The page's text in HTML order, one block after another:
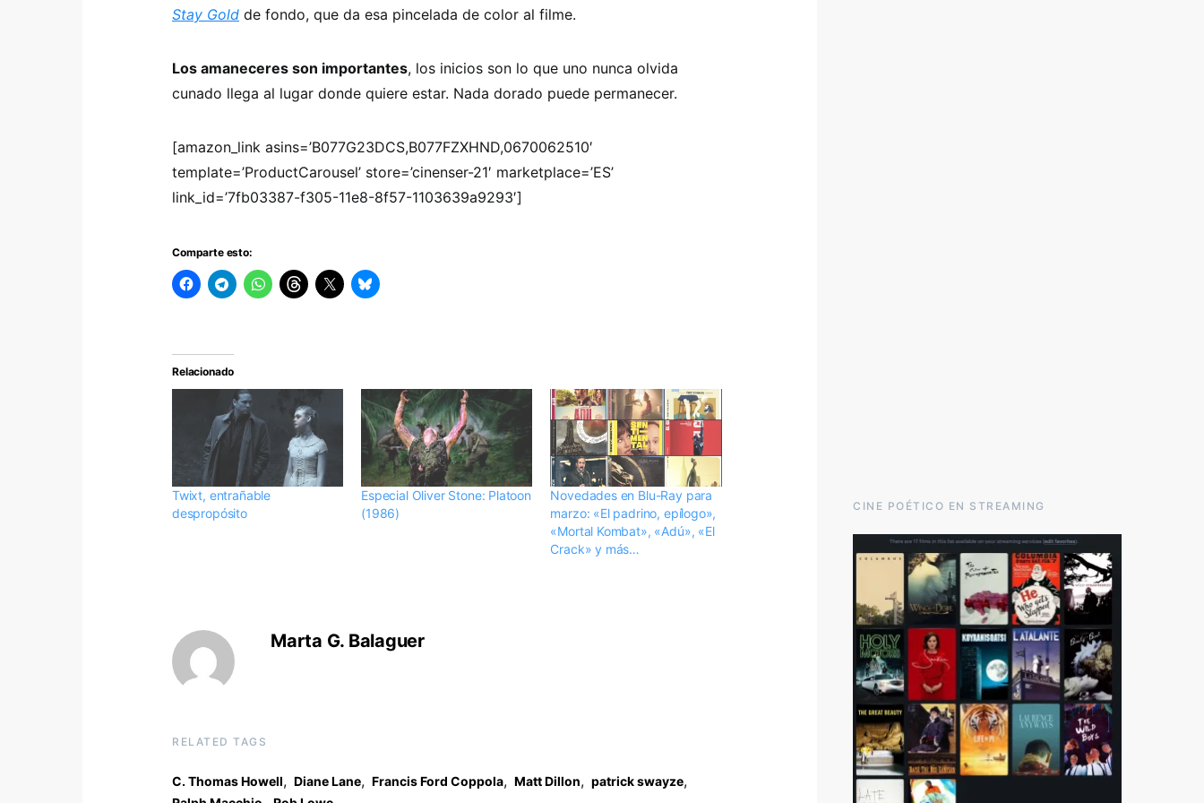
Stay Gold de fondo, que da esa pincelada de color al filme.
Los amaneceres son importantes, los inicios son lo que uno nunca olvida
cunado llega al lugar donde quiere estar. Nada dorado puede permanecer.
[amazon_link asins=’B077G23DCS,B077FZXHND,0670062510′
template=’ProductCarousel’ store=’cinenser-21′ marketplace=’ES’
link_id=’7fb03387-f305-11e8-8f57-1103639a9293′]
Comparte esto:
Relacionado
Twixt, entrañable
despropósito
Especial Oliver Stone: Platoon
(1986)
Novedades en Blu-Ray para
marzo: «El padrino, epílogo»,
«Mortal Kombat», «Adú», «El
Crack» y más…
Marta G. Balaguer
RELATED TAGS
C. Thomas Howell, Diane Lane, Francis Ford Coppola, Matt Dillon, patrick swayze,
CINE POÉTICO EN STREAMING